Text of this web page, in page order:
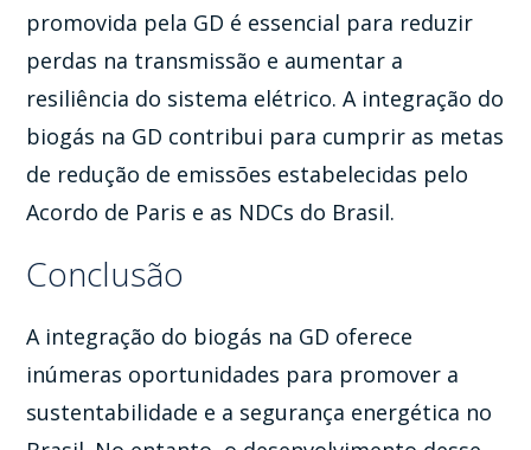
promovida pela GD é essencial para reduzir
perdas na transmissão e aumentar a
resiliência do sistema elétrico. A integração do
biogás na GD contribui para cumprir as metas
de redução de emissões estabelecidas pelo
Acordo de Paris e as NDCs do Brasil.
Conclusão
A integração do biogás na GD oferece
inúmeras oportunidades para promover a
sustentabilidade e a segurança energética no